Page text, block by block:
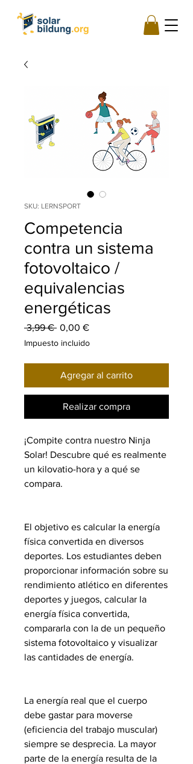
SKU: LERNSPORT
Competencia
contra un sistema
fotovoltaico /
equivalencias
energéticas
3,99 € Precio
0,00 €Precio
oferta
Impuesto incluido
Agregar al carrito
Realizar compra
¡Compite contra nuestro Ninja
Solar! Descubre qué es realmente
un kilovatio-hora y a qué se
compara.
El objetivo es calcular la energía
física convertida en diversos
deportes. Los estudiantes deben
proporcionar información sobre su
rendimiento atlético en diferentes
deportes y juegos, calcular la
energía física convertida,
compararla con la de un pequeño
sistema fotovoltaico y visualizar
las cantidades de energía.
La energía real que el cuerpo
debe gastar para moverse
(eficiencia del trabajo muscular)
siempre se desprecia. La mayor
parte de la energía resulta de la